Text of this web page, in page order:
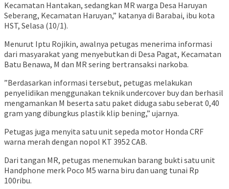
Kecamatan Hantakan, sedangkan MR warga Desa Haruyan
Seberang, Kecamatan Haruyan,” katanya di Barabai, ibu kota
HST, Selasa (10/1).
Menurut Iptu Rojikin, awalnya petugas menerima informasi
dari masyarakat yang menyebutkan di Desa Pagat, Kecamatan
Batu Benawa, M dan MR sering bertransaksi narkoba.
”Berdasarkan informasi tersebut, petugas melakukan
penyelidikan menggunakan teknik undercover buy dan berhasil
mengamankan M beserta satu paket diduga sabu seberat 0,40
gram yang dibungkus plastik klip bening,” ujarnya.
Petugas juga menyita satu unit sepeda motor Honda CRF
warna merah dengan nopol KT 3952 CAB.
Dari tangan MR, petugas menemukan barang bukti satu unit
Handphone merk Poco M5 warna biru dan uang tunai Rp
100ribu.